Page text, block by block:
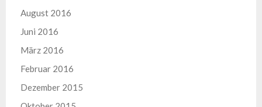
August 2016
Juni 2016
März 2016
Februar 2016
Dezember 2015